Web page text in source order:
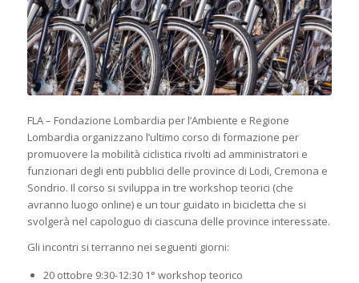
FLA – Fondazione Lombardia per l’Ambiente e Regione
Lombardia organizzano l’ultimo corso di formazione per
promuovere la mobilità ciclistica rivolti ad amministratori e
funzionari degli enti pubblici delle province di Lodi, Cremona e
Sondrio. Il corso si sviluppa in tre workshop teorici (che
avranno luogo online) e un tour guidato in bicicletta che si
svolgerà nel capologuo di ciascuna delle province interessate.
Gli incontri si terranno nei seguenti giorni:
20 ottobre 9:30-12:30 1° workshop teorico